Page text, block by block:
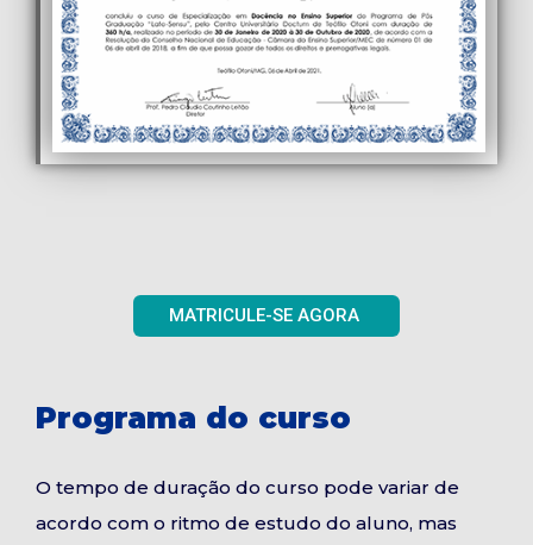
MATRICULE-SE AGORA
Programa do curso
O tempo de duração do curso pode variar de
acordo com o ritmo de estudo do aluno, mas